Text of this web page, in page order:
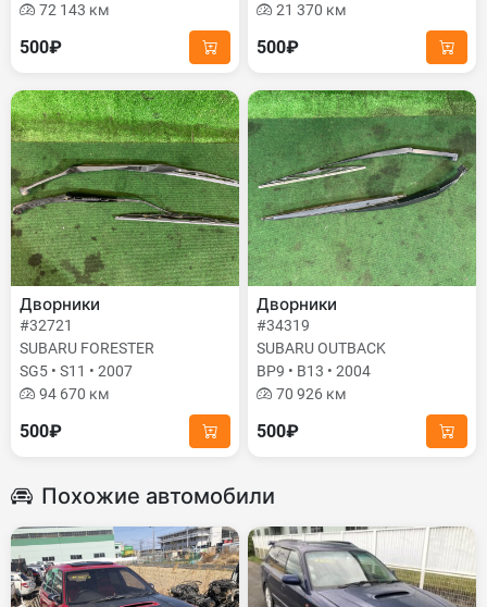
72 143 км
500₽
21 370 км
500₽
Дворники
#32721
SUBARU FORESTER
SG5 • S11 • 2007
94 670 км
500₽
Дворники
#34319
SUBARU OUTBACK
BP9 • B13 • 2004
70 926 км
500₽
Похожие автомобили